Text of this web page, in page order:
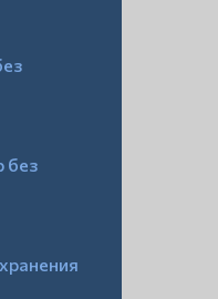
без